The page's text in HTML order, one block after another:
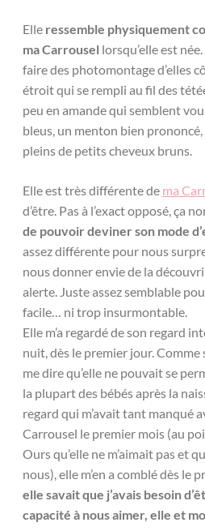
Elle ressemble physiquement
ma Carrousel lorsqu’elle est
faire des photomontage d’elles
étroit qui se rempli au fil des
peu en amande qui semblent
bleus, un menton bien
pleins de petits cheveux bruns.
Elle est très différente de ma
d’être. Pas à l’exact opposé, ça
de pouvoir deviner son mode
assez différente pour nous
nous donner envie de la
alerte. Juste assez semblable
facile… ni trop insurmontable.
Elle m’a regardé de son regard
nuit, dès le premier jour.
me dire qu’elle ne pouvait se
la plupart des bébés après la
regard qui m’avait tant manqué
Carrousel le premier mois (au
Ours qu’elle ne m’aimait pas et
nous), elle m’en a comblé dès le
elle savait que j’avais besoin
capacité à nous aimer, elle et